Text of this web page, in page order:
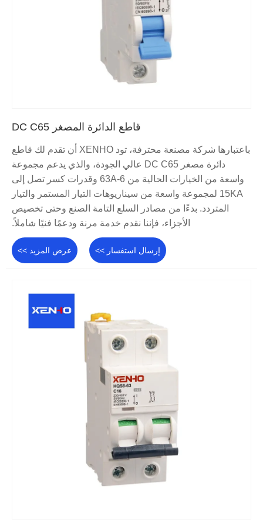
قاطع الدائرة المصغر DC C65
باعتبارها شركة مصنعة محترفة، تود XENHO أن تقدم لك قاطع
دائرة مصغر DC C65 عالي الجودة، والذي يدعم مجموعة
واسعة من الخيارات الحالية من 6-63A وقدرات كسر تصل إلى
15KA لمجموعة واسعة من سيناريوهات التيار المستمر والتيار
المتردد. بدءًا من مصادر السلع التامة الصنع وحتى تخصيص
الأجزاء، فإننا نقدم خدمة مرنة ودعمًا فنيًا شاملاً.
عرض المزيد >> إرسال استفسار >>